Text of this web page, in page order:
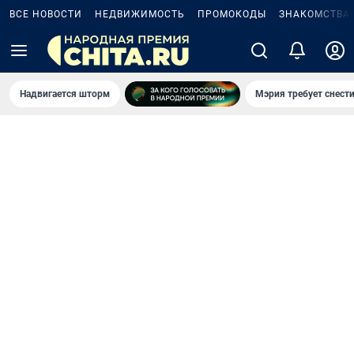
ВСЕ НОВОСТИ НЕДВИЖИМОСТЬ ПРОМОКОДЫ ЗНАКОМСТВА
Надвигается шторм Мэрия требует